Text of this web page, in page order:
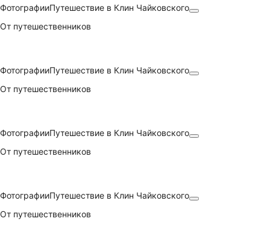
ФотографииПутешествие в Клин Чайковского
От путешественников
ФотографииПутешествие в Клин Чайковского
От путешественников
ФотографииПутешествие в Клин Чайковского
От путешественников
ФотографииПутешествие в Клин Чайковского
От путешественников